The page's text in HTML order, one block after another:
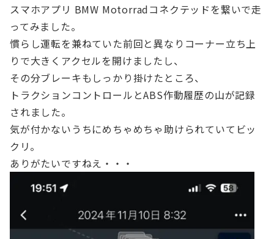
スマホアプリ BMW Motorradコネクテッドを繋いで走
ってみました。
慣らし運転を兼ねていた前回と異なりコーナー立ち上
りで大きくアクセルを開けましたし、
その分ブレーキもしっかり掛けたところ、
トラクションコントロールとABS作動履歴の山が記録
されました。
気が付かないうちにめちゃめちゃ助けられていてビッ
クリ。
ありがたいですねえ・・・